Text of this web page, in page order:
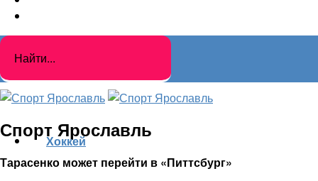
Спорт Ярославль
Тарасенко может перейти в «Питтсбург»
Хоккей